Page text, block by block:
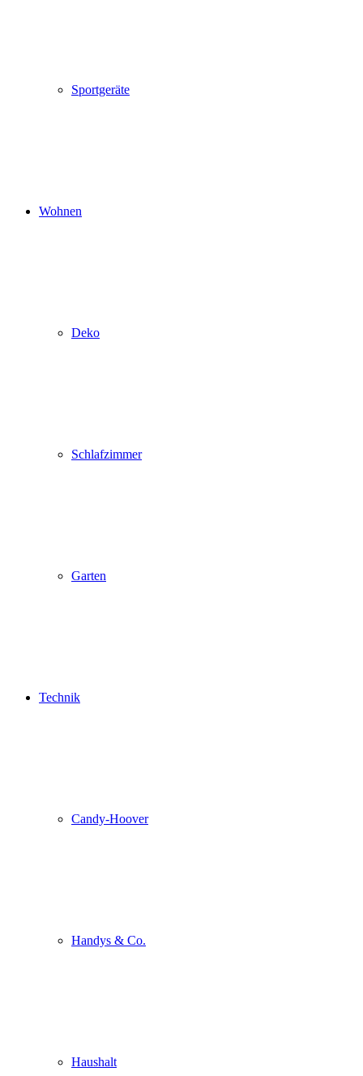
Sportgeräte
Wohnen
Deko
Schlafzimmer
Garten
Technik
Candy-Hoover
Handys & Co.
Haushalt